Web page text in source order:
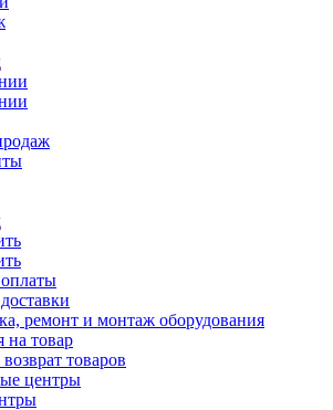
ремонт и монтаж оборудования
на товар
товаров
центры